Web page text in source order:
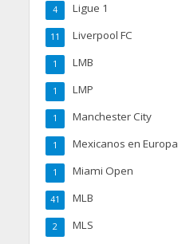
Ligue 1
4
Liverpool FC
11
LMB
1
LMP
1
Manchester City
1
Mexicanos en Europa
1
Miami Open
1
MLB
41
MLS
2